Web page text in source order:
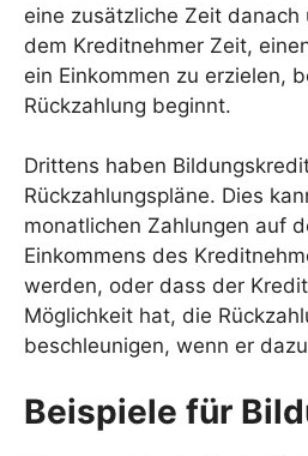
eine zusätzliche Zeit
dem Kreditnehmer Zeit,
ein Einkommen zu erzielen,
Rückzahlung beginnt.
Drittens haben
Rückzahlungspläne. Dies
monatlichen Zahlungen auf
Einkommens des
werden, oder dass der
Möglichkeit hat, die
beschleunigen, wenn er
Beispiele für